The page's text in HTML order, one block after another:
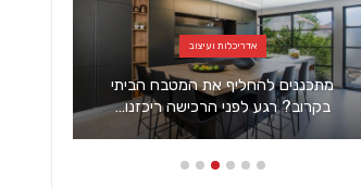
אדריכלות ועיצוב
מתכננים להחליף את המטבח הביתי
בקרוב? רגע לפני הרכישה ריכזנו…